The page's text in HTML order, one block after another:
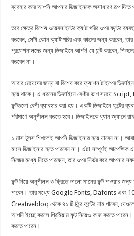
ব্যবহার করে আপনি আপনার ডিজাইনকে অসাধারণ রূপ দিতে
তবে ক্ষেত্র বিশেষ ওয়েবসাইটের ক্যাটাগরির ওপর ফন্টের
করবেন, সেটা কোন ক্যাটাগরির এবং কাদের জন্য করবেন,
প্রফেশনালদের জন্য ডিজাইনে আপনি যে ফন্ট করবেন,
করবেন না।
আবার মেয়েদের জন্য বা বিশেষ করে ফ্যাশন টাইপের
হয়ে থাকে। এ ধরনের ডিজাইনে বেশীর ভাগ সময়ে
ফন্টগুলো বেশী ব্যাবহার করা হয়। একটি ডিজাইনে ফন্টের
পরিমাণে অনুশীলন করতে হবে। ডিজাইনকে ধ্যান জ্ঞ্যানে
১ মাস টুলস শিখলেই আপনি ডিজাইনার হয়ে যাবেন না।
মাসে ডিজাইনার হতে পারবেন না। এটা সম্পূর্ণই আপেক্ষিক
নিজের মধ্যে নিতে পারছেন, তার ওপর নির্ভর করে আপনার
ফন্ট নিয়ে অনুশীলন ও ফ্রিতে ভালো মানের ফন্ট পাওয়ার
পাবেন। তার মধ্যে Google Fonts, Dafonts এবং
Creativebloq থেকে ৪১ টি ফ্র্রি ফন্টের নাম পাবেন,
আপনি ইচ্ছে করলে প্রিমিয়াম ফন্ট নিয়েও কাজ করতে
করতে পারেন।